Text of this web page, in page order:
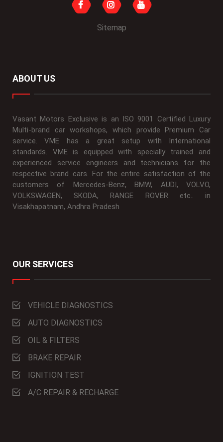
Sitemap
ABOUT US
Vasant Motors Exclusive is an ISO 9001 Certified Luxury
Multi-brand car workshops, which provide Premium Car
service. VME has a great setup with International
standards. VME is equipped with specially trained and
experienced service engineers and technicians for the
respective brand cars. For the entire satisfaction of the
customers of Mercedes-Benz, BMW, AUDI, VOLVO,
VOLKSWAGEN, SKODA, RANGE ROVER etc.. in
Visakhapatnam, Andhra Pradesh
OUR SERVICES
VEHICLE DIAGNOSTICS
AUTO DIAGNOSTICS
OIL & FILTERS
BRAKE REPAIR
IGNITION TEST
A/C REPAIR & RECHARGE